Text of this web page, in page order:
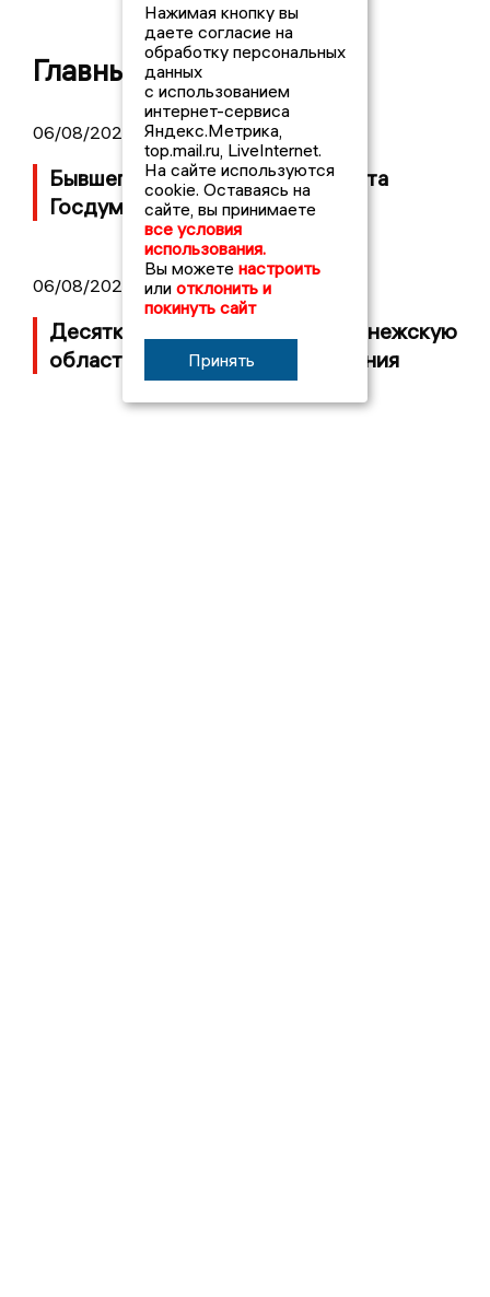
Главные новости
06/08/2026 09:39
Бывшего воронежского депутата
Госдумы объявили в розыск
06/08/2026 08:54
Десятки БПЛА атаковали Воронежскую
область ночью, есть повреждения
Нажимая кнопку вы
даете согласие на
обработку персональных
данных
с использованием
интернет-сервиса
Яндекс.Метрика,
top.mail.ru, LiveInternet.
На сайте используются
cookie. Оставаясь на
сайте, вы принимаете
все условия
использования.
Вы можете настроить
или отклонить и
покинуть сайт
Принять